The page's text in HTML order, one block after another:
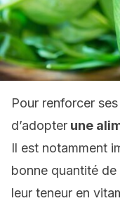
Pour renforcer
d’adopter une
Il est notamment
bonne quantité
leur teneur en